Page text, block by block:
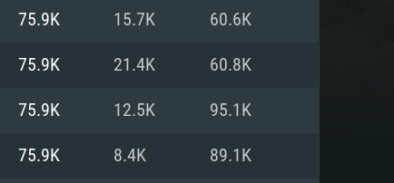
75.9K 15.7K 60.6K
75.9K 21.4K 60.8K
75.9K 12.5K 95.1K
75.9K 8.4K 89.1K